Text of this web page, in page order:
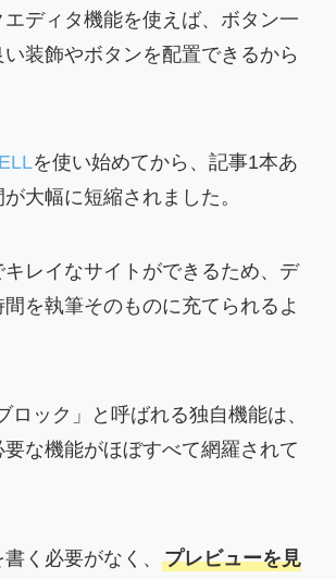
ディタ機能を使えば、ボタン一
装飾やボタンを配置できるから
を使い始めてから、記事1本あ
大幅に短縮されました。
レイなサイトができるため、デ
を執筆そのものに充てられるよ
ロック」と呼ばれる独自機能は、
な機能がほぼすべて網羅されて
く必要がなく、 プレビューを見